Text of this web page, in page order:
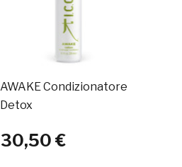
AWAKE Condizionatore
Detox
30,50 €